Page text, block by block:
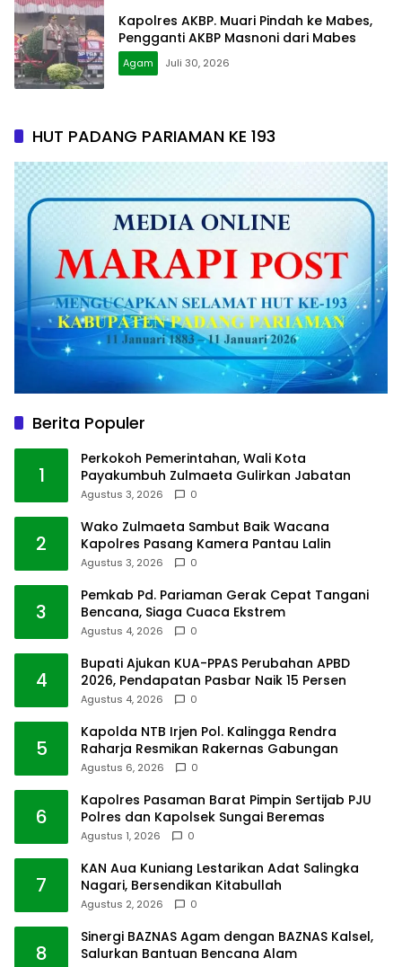
Kapolres AKBP. Muari Pindah ke Mabes,
Pengganti AKBP Masnoni dari Mabes
Agam Juli 30, 2026
HUT PADANG PARIAMAN KE 193
Berita Populer
1
Perkokoh Pemerintahan, Wali Kota
Payakumbuh Zulmaeta Gulirkan Jabatan
Agustus 3, 2026 0
2
Wako Zulmaeta Sambut Baik Wacana
Kapolres Pasang Kamera Pantau Lalin
Agustus 3, 2026 0
3
Pemkab Pd. Pariaman Gerak Cepat Tangani
Bencana, Siaga Cuaca Ekstrem
Agustus 4, 2026 0
4
Bupati Ajukan KUA-PPAS Perubahan APBD
2026, Pendapatan Pasbar Naik 15 Persen
Agustus 4, 2026 0
5
Kapolda NTB Irjen Pol. Kalingga Rendra
Raharja Resmikan Rakernas Gabungan
Agustus 6, 2026 0
6
Kapolres Pasaman Barat Pimpin Sertijab PJU
Polres dan Kapolsek Sungai Beremas
Agustus 1, 2026 0
7
KAN Aua Kuniang Lestarikan Adat Salingka
Nagari, Bersendikan Kitabullah
Agustus 2, 2026 0
8
Sinergi BAZNAS Agam dengan BAZNAS Kalsel,
Salurkan Bantuan Bencana Alam